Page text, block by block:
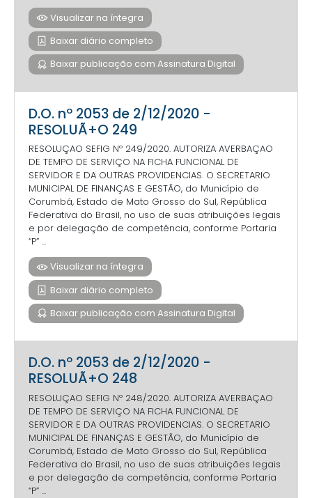
Visualizar na íntegra
Baixar diário completo
Baixar publicação com Assinatura Digital
D.O. nº 2053 de 2/12/2020 -
RESOLUÃ+O 249
RESOLUÇAO SEFIG Nº 249/2020. AUTORIZA AVERBAÇAO
DE TEMPO DE SERVIÇO NA FICHA FUNCIONAL DE
SERVIDOR E DA OUTRAS PROVIDENCIAS. O SECRETARIO
MUNICIPAL DE FINANÇAS E GESTÃO, do Município de
Corumbá, Estado de Mato Grosso do Sul, República
Federativa do Brasil, no uso de suas atribuições legais
e por delegação de competência, conforme Portaria
“P” ...
Visualizar na íntegra
Baixar diário completo
Baixar publicação com Assinatura Digital
D.O. nº 2053 de 2/12/2020 -
RESOLUÃ+O 248
RESOLUÇAO SEFIG Nº 248/2020. AUTORIZA AVERBAÇAO
DE TEMPO DE SERVIÇO NA FICHA FUNCIONAL DE
SERVIDOR E DA OUTRAS PROVIDENCIAS. O SECRETARIO
MUNICIPAL DE FINANÇAS E GESTÃO, do Município de
Corumbá, Estado de Mato Grosso do Sul, República
Federativa do Brasil, no uso de suas atribuições legais
e por delegação de competência, conforme Portaria
“P” ...